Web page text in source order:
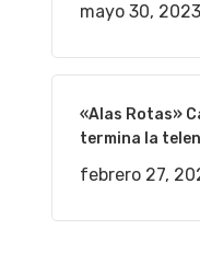
mayo 30, 2023
«Alas Rotas»
termina la
febrero 27,